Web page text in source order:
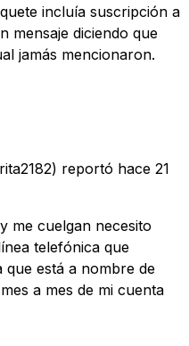
incluía suscripción a
mensaje diciendo que
jamás mencionaron.
reportó hace 21
me cuelgan necesito
telefónica que
que está a nombre de
a mes de mi cuenta